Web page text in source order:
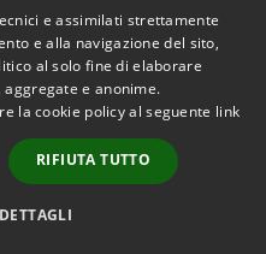
Copyright © 2026 • Comune di
Baiso • Powered by
Municipium•Accesso
redazione
e assimilati strettamente
e alla navigazione del sito,
al solo fine di elaborare
e anonime.
la cookie policy al seguente link
RIFIUTA TUTTO